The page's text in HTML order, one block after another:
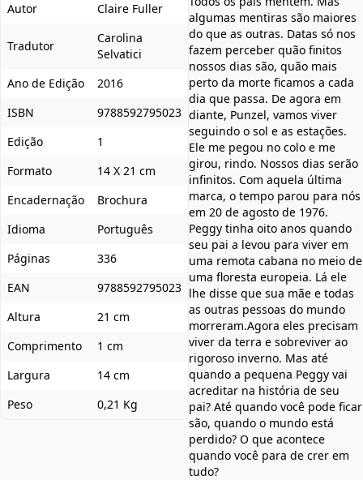
Autor Claire Fuller
Tradutor
Carolina
Selvatici
Ano de Edição
2016
ISBN
9788592795023
Edição
1
Formato
14 X 21 cm
Encadernação
Brochura
Idioma
Português
Páginas
336
EAN
9788592795023
Altura
21 cm
Comprimento
1 cm
Largura
14 cm
Peso
0,21 Kg
algumas mentiras são maiores
do que as outras. Datas só nos
fazem perceber quão finitos
nossos dias são, quão mais
perto da morte ficamos a cada
dia que passa. De agora em
diante, Punzel, vamos viver
seguindo o sol e as estações.
Ele me pegou no colo e me
girou, rindo. Nossos dias serão
infinitos. Com aquela última
marca, o tempo parou para nós
em 20 de agosto de 1976.
Peggy tinha oito anos quando
seu pai a levou para viver em
uma remota cabana no meio de
uma floresta europeia. Lá ele
lhe disse que sua mãe e todas
as outras pessoas do mundo
morreram.Agora eles precisam
viver da terra e sobreviver ao
rigoroso inverno. Mas até
quando a pequena Peggy vai
acreditar na história de seu
pai? Até quando você pode ficar
são, quando o mundo está
perdido? O que acontece
quando você para de crer em
tudo?